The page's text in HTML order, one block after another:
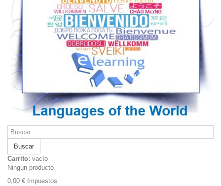
Buscar
Carrito: vacío
Ningún producto
0,00 € Impuestos